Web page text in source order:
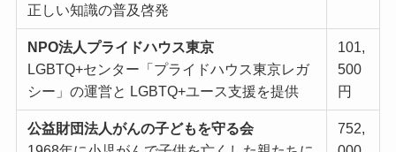
正しい知識の普及啓発
NPO法⼈プライドハウス東京
LGBTQ+センター「プライドハウス東京レガ
シー」の運営と LGBTQ+ユース⽀援を提供
101,
500
円
公益財団法⼈がんの⼦どもを守る会
752,